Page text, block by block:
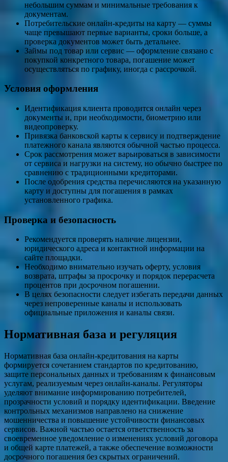
небольшим суммам и минимальные требования к
документам.
Потребительские онлайн‑кредиты на карту — суммы
чаще превышают первые варианты, сроки больше, а
проверка документов может быть детальнее.
Займы под товар или сервис — оформление связано с
покупкой конкретного товара, погашение может
осуществляться по графику, иногда с рассрочкой.
Условия оформления
Идентификация клиента проводится онлайн через
документы и, при необходимости, биометрию или
видеопроверку.
Привязка банковской карты к сервису и подтверждение
платежного канала являются обычной частью процесса.
Срок рассмотрения может варьироваться в зависимости
от сервиса и нагрузки на систему, но обычно быстрее по
сравнению с традиционными кредиторами.
После одобрения средства перечисляются на указанную
карту и доступны для погашения в рамках
установленного графика.
Проверка и безопасность
Рекомендуется проверять наличие лицензии,
юридического адреса и контактной информации на
сайте площадки.
Необходимо внимательно изучать оферту, условия
возврата, штрафы за просрочку и порядок перерасчета
процентов при досрочном погашении.
В целях безопасности следует избегать передачи данных
через непроверенные каналы и использовать
официальные приложения и каналы связи.
Нормативная база и регуляция
Нормативная база онлайн‑кредитования на карты
формируется сочетанием стандартов по кредитованию,
защите персональных данных и требованиям к финансовым
услугам, реализуемым через онлайн‑каналы. Регуляторы
уделяют внимание информированию потребителей,
прозрачности условий и порядку идентификации. Введение
контрольных механизмов направлено на снижение
мошенничества и повышение устойчивости финансовых
сервисов. Важной частью остается ответственность за
своевременное уведомление о изменениях условий договора
и общей карте платежей, а также обеспечение возможности
досрочного погашения без скрытых ограничений.